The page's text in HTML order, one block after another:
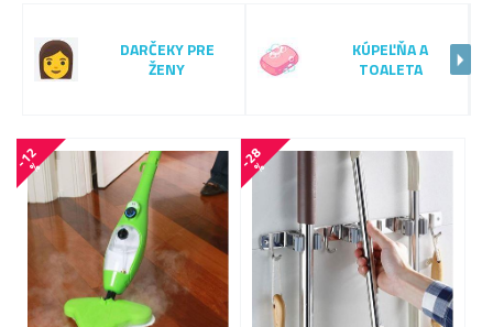
DARČEKY PRE
ŽENY
KÚPEĽŇA A
TOALETA
-
1
2
% -
2
8
%